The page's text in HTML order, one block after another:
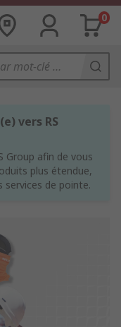
0
vers RS
Group afin de vous
plus étendue,
services de pointe.